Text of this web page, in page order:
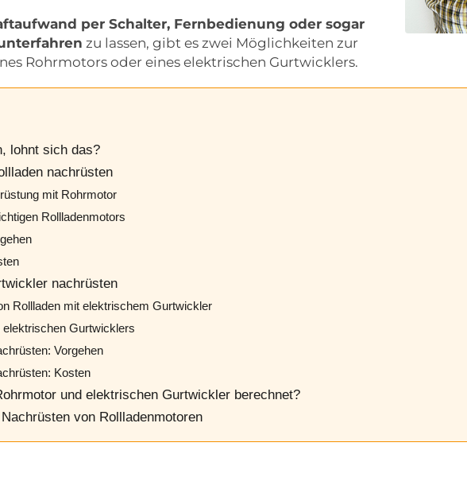
per Schalter, Fernbedienung oder sogar
zu lassen, gibt es zwei Möglichkeiten zur
Rohrmotors oder eines elektrischen Gurtwicklers.
lohnt sich das?
nachrüsten
mit Rohrmotor
Rollladenmotors
nachrüsten
Rollladen mit elektrischem Gurtwickler
Gurtwicklers
Vorgehen
Kosten
und elektrischen Gurtwickler berechnet?
von Rollladenmotoren